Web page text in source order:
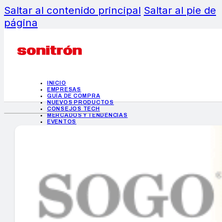
Saltar al contenido principal Saltar al pie de
página
INICIO
EMPRESAS
GUÍA DE COMPRA
NUEVOS PRODUCTOS
CONSEJOS TECH
MERCADOS Y TENDENCIAS
EVENTOS
INICIO
EMPRESAS